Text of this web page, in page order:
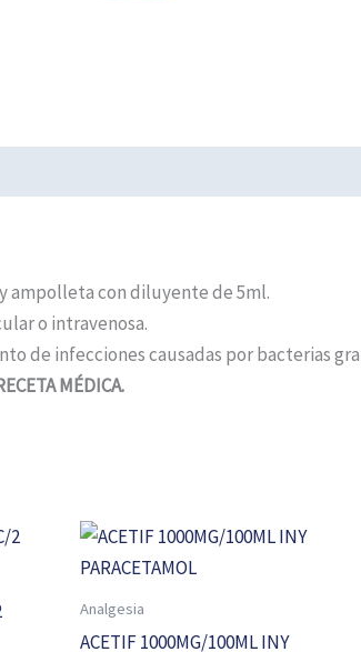
ampolleta con diluyente de 5ml.
o intravenosa.
de infecciones causadas por bacterias
MÉDICA.
Analgesia
ACETIF 1000MG/100ML INY